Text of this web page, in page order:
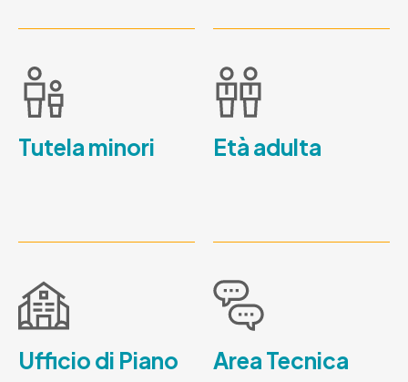
Tutela minori Età adulta
Ufficio di Piano Area Tecnica